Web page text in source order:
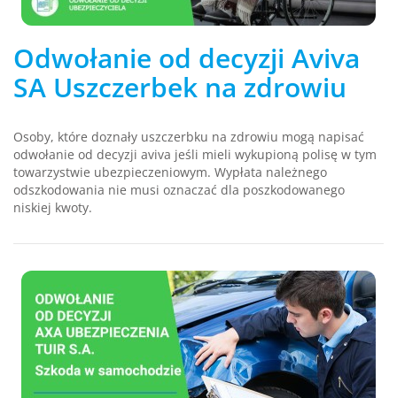
Odwołanie od decyzji Aviva
SA Uszczerbek na zdrowiu
Osoby, które doznały uszczerbku na zdrowiu mogą napisać
odwołanie od decyzji aviva jeśli mieli wykupioną polisę w tym
towarzystwie ubezpieczeniowym. Wypłata należnego
odszkodowania nie musi oznaczać dla poszkodowanego
niskiej kwoty.